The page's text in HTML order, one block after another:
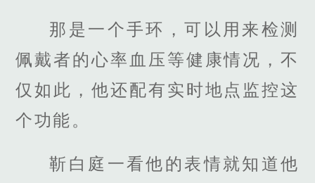
那是一个手环，可以用来检测
佩戴者的心率血压等健康情况，不
仅如此，他还配有实时地点监控这
个功能。
靳白庭一看他的表情就知道他